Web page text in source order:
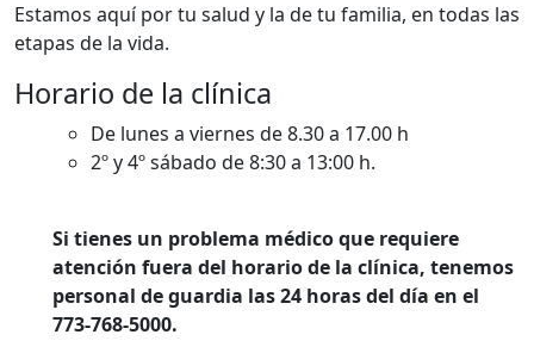
Estamos aquí por tu salud y la de tu familia, en todas las
etapas de la vida.
Horario de la clínica
De lunes a viernes de 8.30 a 17.00 h
2º y 4º sábado de 8:30 a 13:00 h.
Si tienes un problema médico que requiere
atención fuera del horario de la clínica, tenemos
personal de guardia las 24 horas del día en el
773-768-5000.